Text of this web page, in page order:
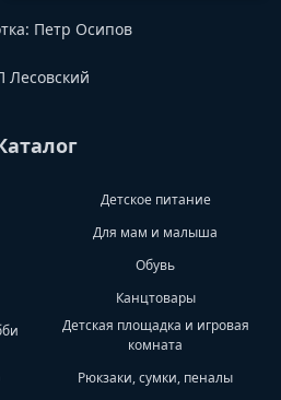
Петр Осипов
Лесовский
Детское питание
Для мам и малыша
Обувь
Канцтовары
Детская площадка и игровая
комната
Рюкзаки, сумки, пеналы